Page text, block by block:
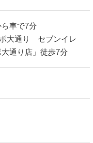
ら車で7分
大通り セブンイレ
通り店」徒歩7分